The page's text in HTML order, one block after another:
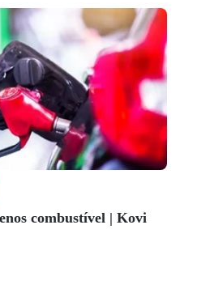
combustível | Kovi